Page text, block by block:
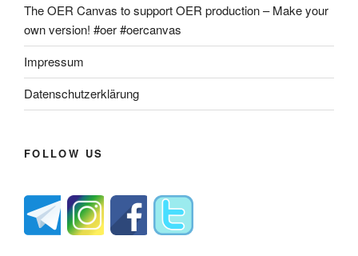
The OER Canvas to support OER production – Make your
own version! #oer #oercanvas
Impressum
Datenschutzerklärung
FOLLOW US